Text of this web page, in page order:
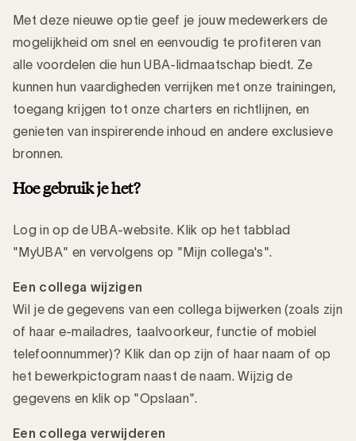
Met deze nieuwe optie geef je jouw medewerkers de
mogelijkheid om snel en eenvoudig te profiteren van
alle voordelen die hun UBA-lidmaatschap biedt. Ze
kunnen hun vaardigheden verrijken met onze trainingen,
toegang krijgen tot onze charters en richtlijnen, en
genieten van inspirerende inhoud en andere exclusieve
bronnen.
Hoe gebruik je het?
Log in op de UBA-website. Klik op het tabblad
"MyUBA" en vervolgens op "Mijn collega's".
Een collega wijzigen
Wil je de gegevens van een collega bijwerken (zoals zijn
of haar e-mailadres, taalvoorkeur, functie of mobiel
telefoonnummer)? Klik dan op zijn of haar naam of op
het bewerkpictogram naast de naam. Wijzig de
gegevens en klik op "Opslaan".
Een collega verwijderen